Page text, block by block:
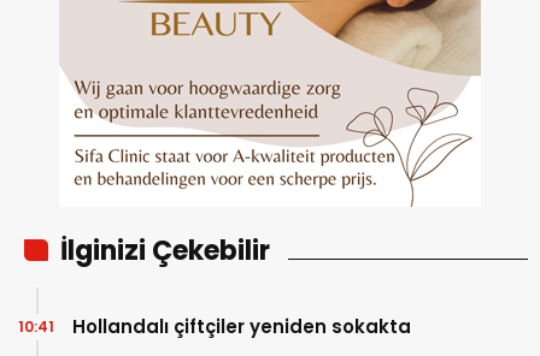
İlginizi Çekebilir
Hollandalı çiftçiler yeniden sokakta
10:41